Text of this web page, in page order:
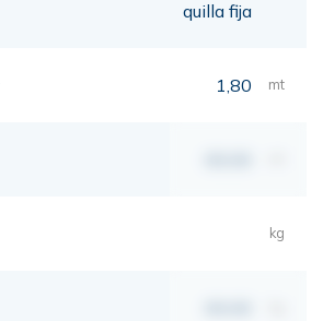
quilla fija
1,80 mt
kg